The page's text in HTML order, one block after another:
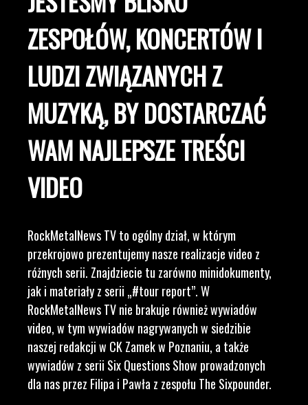
ZESPOŁÓW, KONCERTÓW I
LUDZI ZWIĄZANYCH Z
MUZYKĄ, BY DOSTARCZAĆ
WAM NAJLEPSZE TREŚCI
VIDEO
RockMetalNews TV to ogólny dział, w którym
przekrojowo prezentujemy nasze realizacje video z
różnych serii. Znajdziecie tu zarówno minidokumenty,
jak i materiały z serii „#tour report”. W
RockMetalNews TV nie brakuje również wywiadów
video, w tym wywiadów nagrywanych w siedzibie
naszej redakcji w CK Zamek w Poznaniu, a także
wywiadów z serii Six Questions Show prowadzonych
dla nas przez Filipa i Pawła z zespołu The Sixpounder.